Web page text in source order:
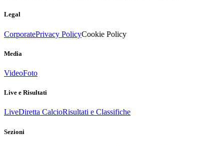
Legal
CorporatePrivacy PolicyCookie Policy
Media
VideoFoto
Live e Risultati
LiveDiretta CalcioRisultati e Classifiche
Sezioni